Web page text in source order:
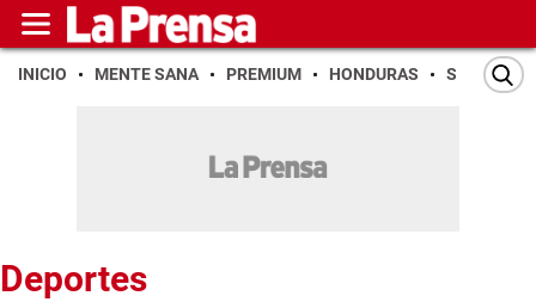
INICIO MENTE SANA PREMIUM HONDURAS SAN PEDRO
Deportes